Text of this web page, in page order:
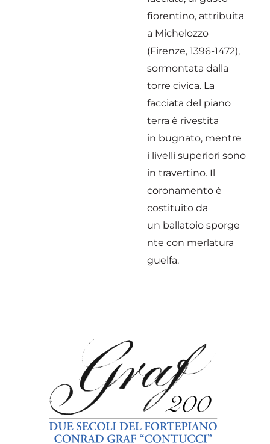
fiorentino, attribuita
a Michelozzo
(Firenze, 1396-1472),
sormontata dalla
torre civica. La
facciata del piano
terra è rivestita
in bugnato, mentre
i livelli superiori sono
in travertino. Il
coronamento è
costituito da
un ballatoio sporge
nte con merlatura
guelfa.